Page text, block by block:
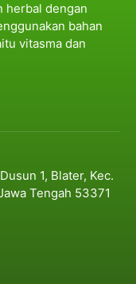
herbal dengan
bahan
vitasma dan
1, Blater, Kec.
Tengah 53371